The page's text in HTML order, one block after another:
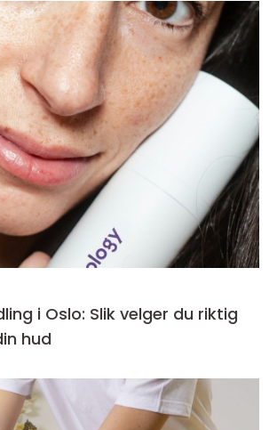
i Oslo: Slik velger du riktig
hud